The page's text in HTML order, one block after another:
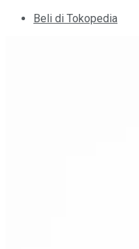
Beli di Tokopedia